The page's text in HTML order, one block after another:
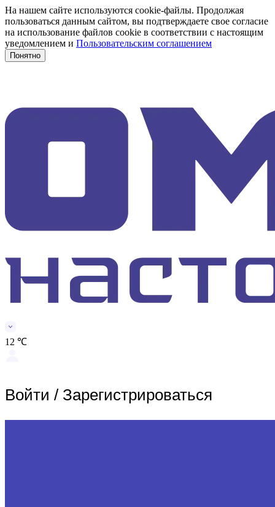
На нашем сайте используются cookie-файлы. Продолжая
пользоваться данным сайтом, вы подтверждаете свое согласие
на использование файлов cookie в соответствии с настоящим
уведомлением и Пользовательским соглашением
Понятно
12 ℃
Войти / Зарегистрироваться